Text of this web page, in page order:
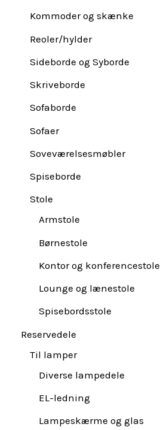
Kommoder og skænke
Reoler/hylder
Sideborde og Syborde
Skriveborde
Sofaborde
Sofaer
Soveværelsesmøbler
Spiseborde
Stole
Armstole
Børnestole
Kontor og konferencestole
Lounge og lænestole
Spisebordsstole
Reservedele
Til lamper
Diverse lampedele
EL-ledning
Lampeskærme og glas